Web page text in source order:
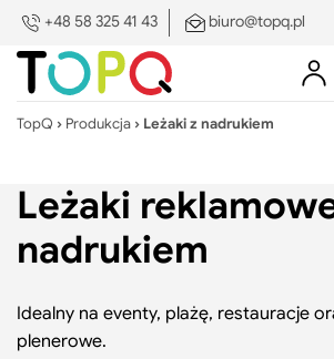
+48 58 325 41 43 biuro@topq.pl
Search:
PL DE EN ESSV
Sklep
Druk i znakowanie
podmenu
TopQ › Produkcja › Leżaki z nadrukiem
Leżaki
nadrukiem
Idealny na eventy, plażę, restauracje
plenerowe.